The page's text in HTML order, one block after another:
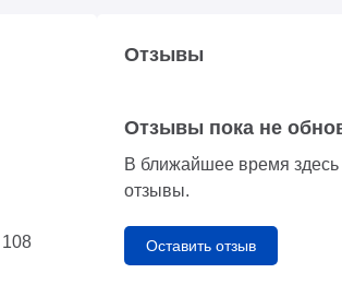
Отзывы
Отзывы пока не
В ближайшее время здесь
отзывы.
Оставить отзыв